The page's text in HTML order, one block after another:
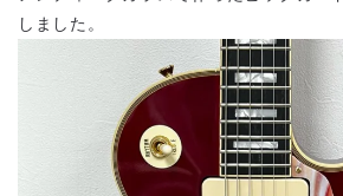
しました。